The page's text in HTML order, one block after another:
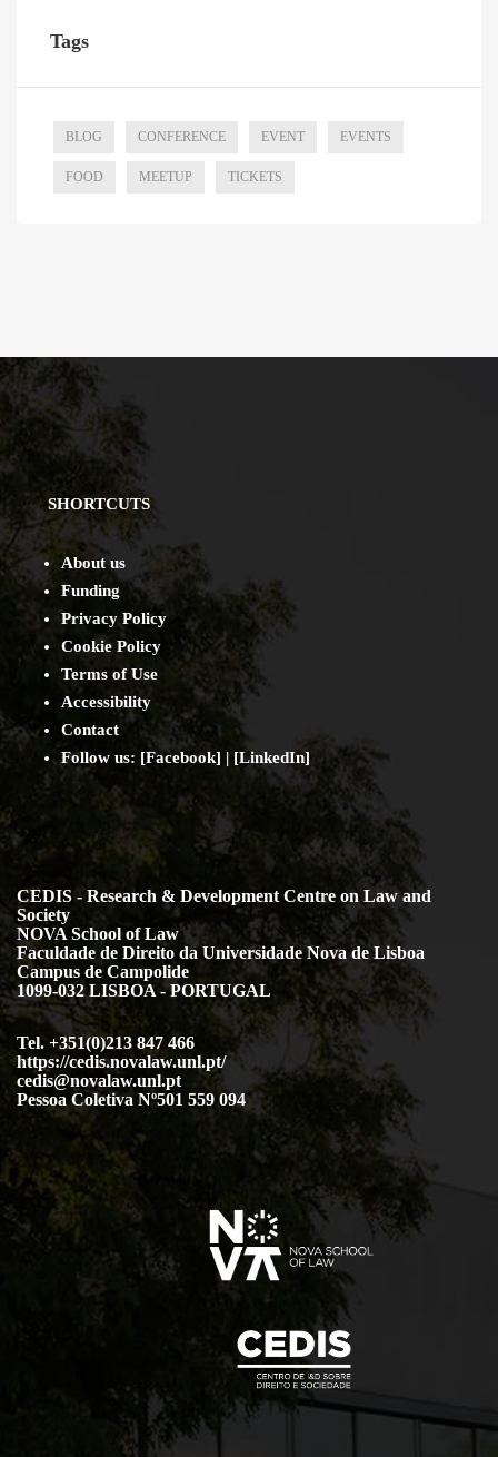
Tags
BLOG CONFERENCE EVENT EVENTS
FOOD MEETUP TICKETS
SHORTCUTS
About us
Funding
Privacy Policy
Cookie Policy
Terms of Use
Accessibility
Contact
Follow us: [Facebook] | [LinkedIn]
CEDIS - Research & Development Centre on Law and
Society
NOVA School of Law
Faculdade de Direito da Universidade Nova de Lisboa
Campus de Campolide
1099-032 LISBOA - PORTUGAL
Tel. +351(0)213 847 466
https://cedis.novalaw.unl.pt/
cedis@novalaw.unl.pt
Pessoa Coletiva Nº501 559 094